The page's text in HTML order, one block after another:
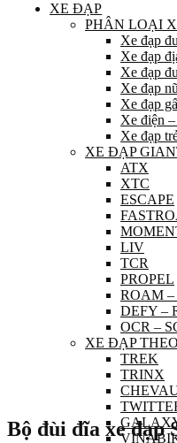
XE ĐẠP
PHÂN LOẠI
Xe đạp
Xe đạp
Xe đạp
Xe đạp
Xe đạp
Xe điện
Xe đạp
XE ĐẠP
ATX
XTC
ESCAPE
LIV
TCR
PROPEL
ROAM
DEFY –
OCR –
XE ĐẠP
TREK
TRINX
Bộ đùi đĩa xe đạp